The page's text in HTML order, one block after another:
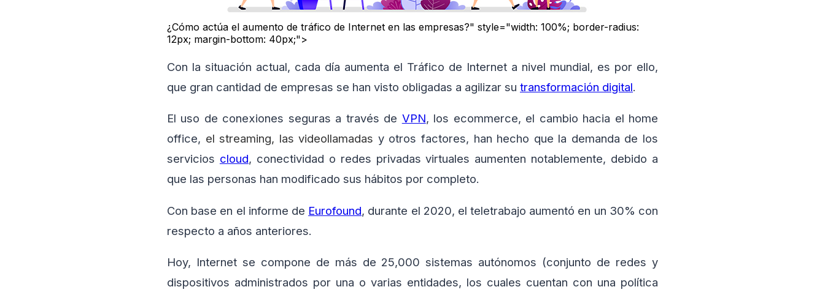
¿Cómo actúa el aumento de tráfico de Internet en las empresas?" style="width: 100%; border-radius:
12px; margin-bottom: 40px;">
Con la situación actual, cada día aumenta el Tráfico de Internet a nivel mundial, es por ello,
que gran cantidad de empresas se han visto obligadas a agilizar su transformación digital.
El uso de conexiones seguras a través de VPN, los ecommerce, el cambio hacia el home
office, el streaming, las videollamadas y otros factores, han hecho que la demanda de los
servicios cloud, conectividad o redes privadas virtuales aumenten notablemente, debido a
que las personas han modificado sus hábitos por completo.
Con base en el informe de Eurofound, durante el 2020, el teletrabajo aumentó en un 30% con
respecto a años anteriores.
Hoy, Internet se compone de más de 25,000 sistemas autónomos (conjunto de redes y
dispositivos administrados por una o varias entidades, los cuales cuentan con una política